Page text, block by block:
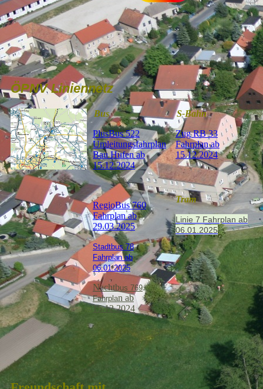
ÖPNV Liniennetz
Bus
PlusBus 522
Umleitungsfahrplan
Bau Hufen ab
15.12.2024
RegioBus 760
Fahrplan ab
29.03.2025
Stadtbus 78
Fahrplan ab
06.01.2025
Nachtbus 769
Fahrplan ab
15.12.2024
S-Bahn
Zug RB 33
Fahrplan ab
15.12.2024
Tram
Linie 7 Fahrplan ab
06.01.2025